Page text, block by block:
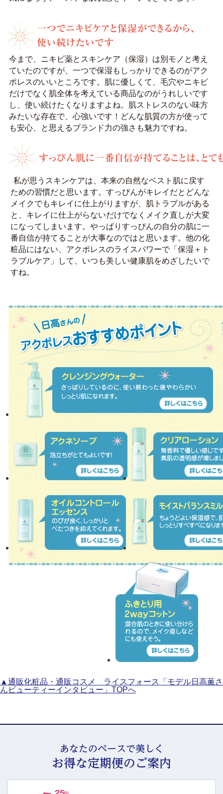
今まで、ニキビ薬とスキンケア（保湿）は別モノと考え
ていたのですが、一つで保湿もしっかりできるのがアク
ポレスのいいところです。肌に優しくて、毛穴やニキビ
だけでなく肌全体を考えている商品なのがうれしいです
し、使い続けたくなりますよね。肌ストレスのない味方
みたいな存在で、心強いです！どんな肌質の方が使って
も安心、と思えるブランド力の強さも魅力ですね。
私が思うスキンケアは、本来の自然なベスト肌に戻す
ための習慣だと思います。すっぴんがキレイだとどんな
メイクでもキレイに仕上がりますが、肌トラブルがある
と、キレイに仕上がらないだけでなくメイク直しが大変
になってしまいます。やっぱりすっぴんの自分の肌に一
番自信が持てることが大事なのではと思います。他の化
粧品にはない、アクポレスのライスパワーで「保湿＋ト
ラブルケア」して、いつも美しい健康肌をめざしたいで
すね。
▲通販化粧品・通販コスメ ライスフォース「モデル日高薫さ
んビューティーインタビュー」TOPへ
あなたのペースで美しく
お得な定期便のご案内